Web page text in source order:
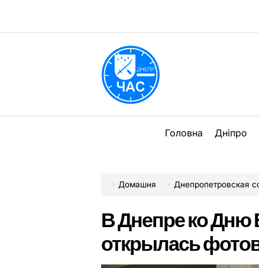
вмісту
Головна Дніпро
Домашня Днепропетровская
В Днепре ко
открылась